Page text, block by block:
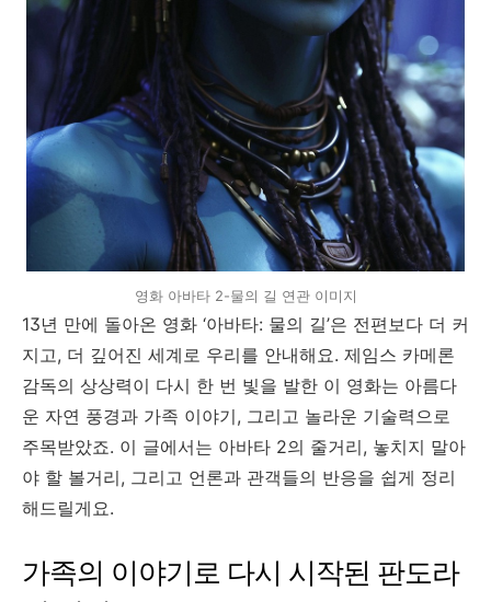
영화 아바타 2-물의 길 연관 이미지
13년 만에 돌아온 영화 ‘아바타: 물의 길’은 전편보다 더 커
지고, 더 깊어진 세계로 우리를 안내해요. 제임스 카메론
감독의 상상력이 다시 한 번 빛을 발한 이 영화는 아름다
운 자연 풍경과 가족 이야기, 그리고 놀라운 기술력으로
주목받았죠. 이 글에서는 아바타 2의 줄거리, 놓치지 말아
야 할 볼거리, 그리고 언론과 관객들의 반응을 쉽게 정리
해드릴게요.
가족의 이야기로 다시 시작된 판도라